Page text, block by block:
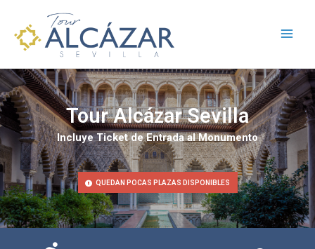
contenido
Tour Alcázar Sevilla
Incluye Ticket de Entrada al Monumento
QUEDAN POCAS PLAZAS DISPONIBLES